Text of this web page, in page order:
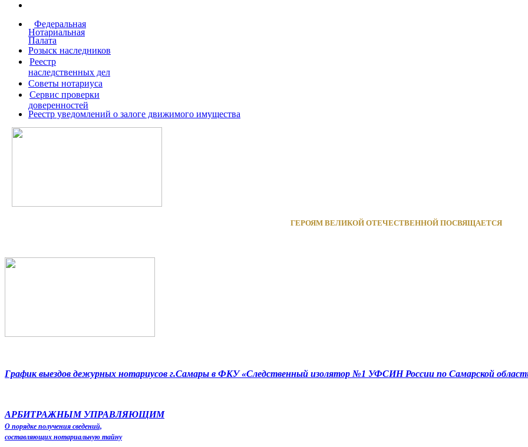
Федеральная
Нотариальная
Палата
Розыск наследников
Реестр
наследственных дел
Советы нотариуса
Сервис проверки
доверенностей
Реестр уведомлений о залоге движимого имущества
ГЕРОЯМ ВЕЛИКОЙ ОТЕЧЕСТВЕННОЙ ПОСВЯЩАЕТСЯ
График выездов дежурных нотариусов г.Самары в ФКУ «Следственный изолятор №1 УФСИН России по Самарской
АРБИТРАЖНЫМ УПРАВЛЯЮЩИМ
О порядке получения сведений,
составляющих нотариальную тайну